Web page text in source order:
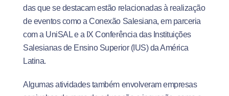
das que se destacam estão relacionadas à realização
de eventos como a Conexão Salesiana, em parceria
com a UniSAL e a IX Conferência das Instituições
Salesianas de Ensino Superior (IUS) da América
Latina.
Algumas atividades também envolveram empresas